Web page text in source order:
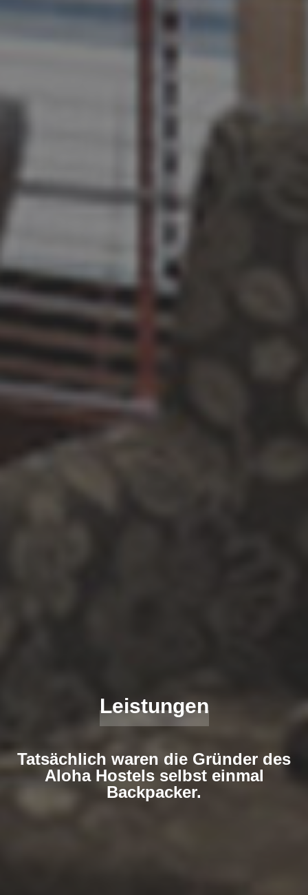
Leistungen
Tatsächlich waren die Gründer des
Aloha Hostels selbst einmal
Backpacker.